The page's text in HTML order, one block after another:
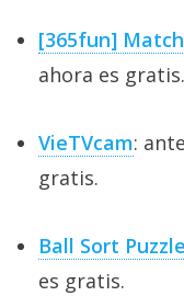
[365fun]
ahora es gratis.
VieTVcam:
gratis.
Ball Sort Puzzle
es gratis.